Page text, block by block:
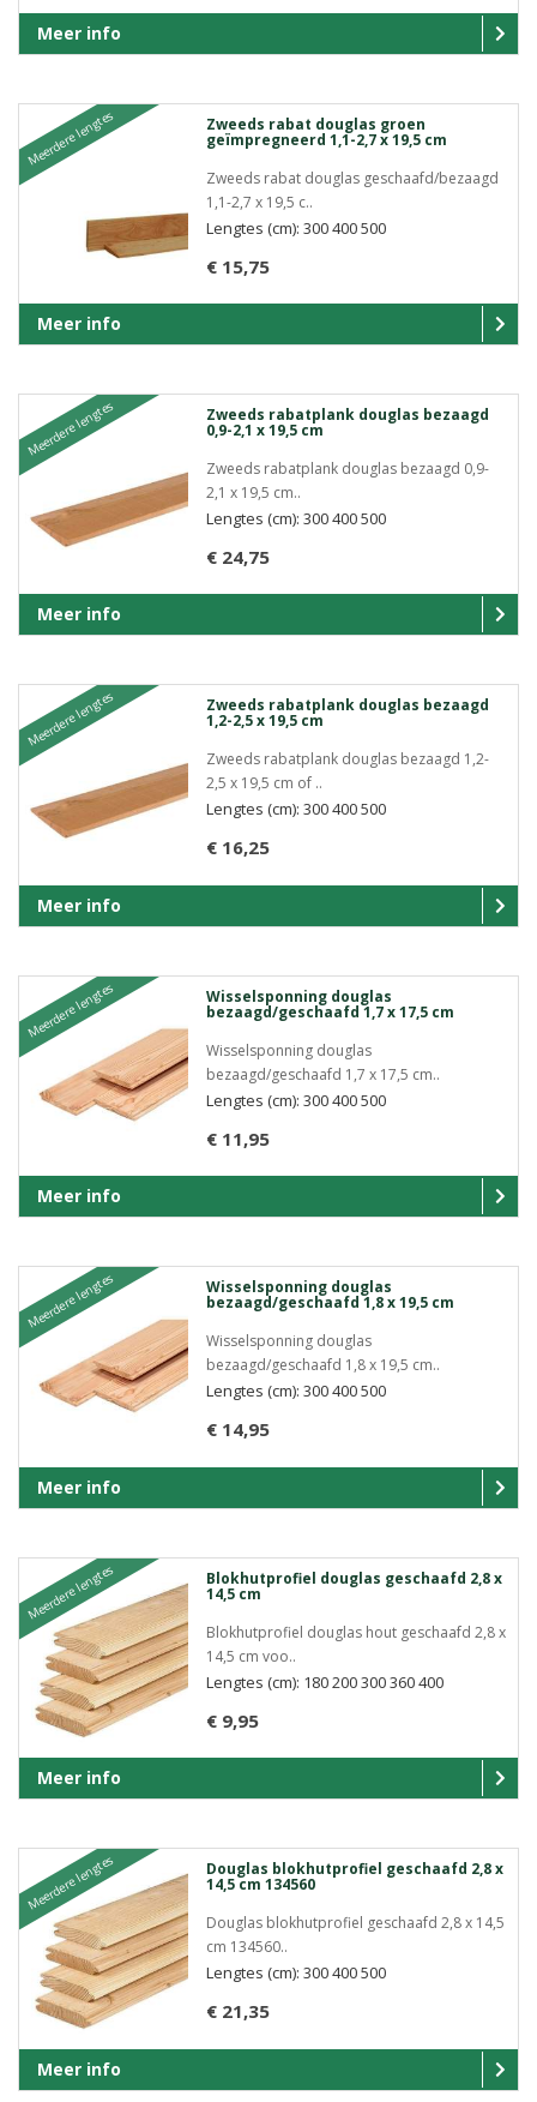
Meer info
Meerdere lengtes Zweeds rabat douglas groen
geïmpregneerd 1,1-2,7 x 19,5 cm
Zweeds rabat douglas geschaafd/bezaagd
1,1-2,7 x 19,5 c..
€ 15,75
Lengtes (cm): 300 400 500
Meer info
Meerdere lengtes Zweeds rabatplank douglas bezaagd
0,9-2,1 x 19,5 cm
Zweeds rabatplank douglas bezaagd 0,9-
2,1 x 19,5 cm..
€ 24,75
Lengtes (cm): 300 400 500
Meer info
Meerdere lengtes Zweeds rabatplank douglas bezaagd
1,2-2,5 x 19,5 cm
Zweeds rabatplank douglas bezaagd 1,2-
2,5 x 19,5 cm of ..
€ 16,25
Lengtes (cm): 300 400 500
Meer info
Meerdere lengtes Wisselsponning douglas
bezaagd/geschaafd 1,7 x 17,5 cm
Wisselsponning douglas
bezaagd/geschaafd 1,7 x 17,5 cm..
€ 11,95
Lengtes (cm): 300 400 500
Meer info
Meerdere lengtes Wisselsponning douglas
bezaagd/geschaafd 1,8 x 19,5 cm
Wisselsponning douglas
bezaagd/geschaafd 1,8 x 19,5 cm..
€ 14,95
Lengtes (cm): 300 400 500
Meer info
Meerdere lengtes Blokhutprofiel douglas geschaafd 2,8 x
14,5 cm
Blokhutprofiel douglas hout geschaafd 2,8 x
14,5 cm voo..
€ 9,95
Lengtes (cm): 180 200 300 360 400
Meer info
Meerdere lengtes Douglas blokhutprofiel geschaafd 2,8 x
14,5 cm 134560
Douglas blokhutprofiel geschaafd 2,8 x 14,5
cm 134560..
€ 21,35
Lengtes (cm): 300 400 500
Meer info